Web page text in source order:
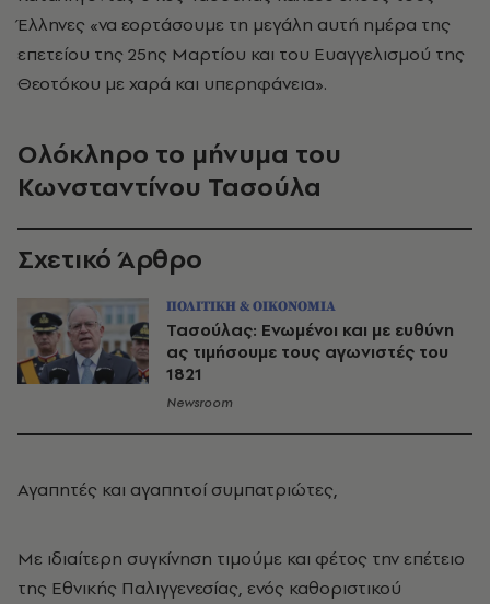
Έλληνες «να εορτάσουμε τη μεγάλη αυτή ημέρα της
επετείου της 25ης Μαρτίου και του Ευαγγελισμού της
Θεοτόκου με χαρά και υπερηφάνεια».
Ολόκληρο το μήνυμα του
Κωνσταντίνου Τασούλα
Σχετικό Άρθρο
ΠΟΛΙΤΙΚΗ & ΟΙΚΟΝΟΜΙΑ
Τασούλας: Ενωμένοι και με ευθύνη
ας τιμήσουμε τους αγωνιστές του
1821
Newsroom
Αγαπητές και αγαπητοί συμπατριώτες,
Με ιδιαίτερη συγκίνηση τιμούμε και φέτος την επέτειο
της Εθνικής Παλιγγενεσίας, ενός καθοριστικού